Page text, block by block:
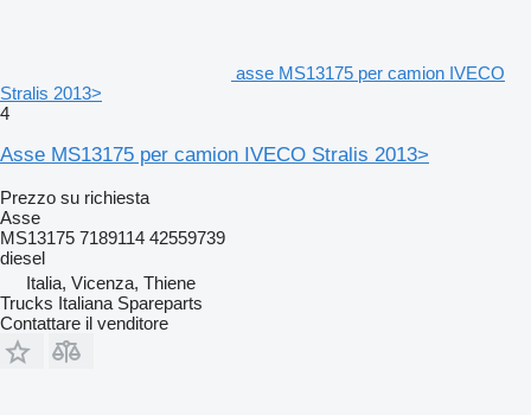
asse MS13175 per camion IVECO
Stralis 2013>
4
Asse MS13175 per camion IVECO Stralis 2013>
Prezzo su richiesta
Asse
MS13175 7189114 42559739
diesel
Italia, Vicenza, Thiene
Trucks Italiana Spareparts
Contattare il venditore